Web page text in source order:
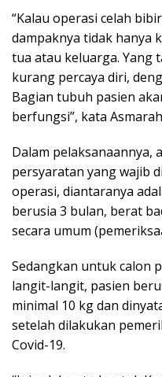
“Kalau operasi celah
dampaknya tidak hanya
tua atau keluarga. Yang
kurang percaya diri,
Bagian tubuh pasien
berfungsi”, kata
Dalam pelaksanaannya,
persyaratan yang wajib
operasi, diantaranya
berusia 3 bulan, berat
secara umum
Sedangkan untuk calon
langit-langit, pasien
minimal 10 kg dan
setelah dilakukan
Covid-19.